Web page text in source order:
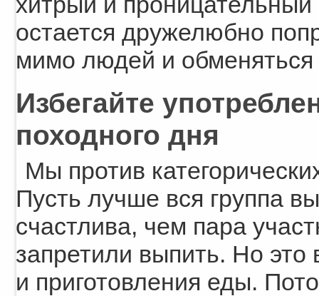
остается дружелюбно
мимо людей и обменяться
Избегайте
походного дня
Мы против
Пусть лучше вся группа
счастлива, чем пара
запретили выпить. Но это
и приготовления еды.